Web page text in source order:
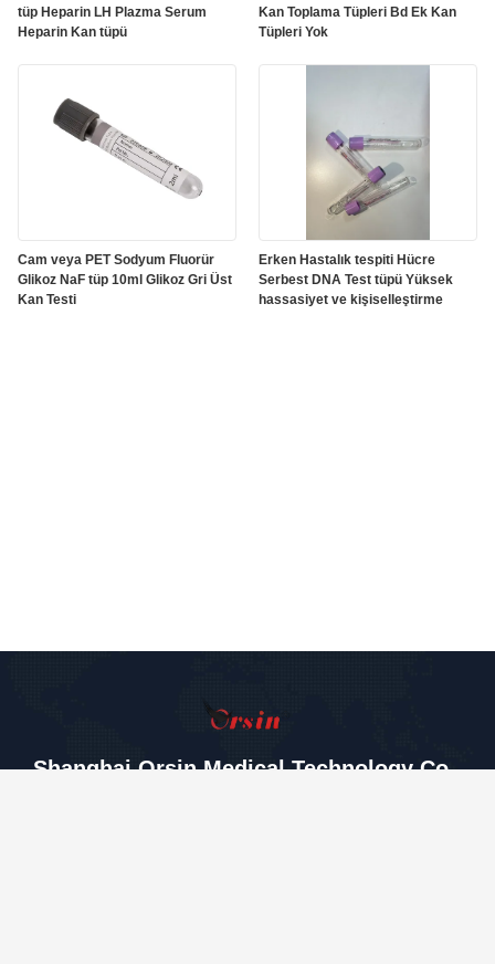
tüp Heparin LH Plazma Serum
Heparin Kan tüpü
Kan Toplama Tüpleri Bd Ek Kan
Tüpleri Yok
Cam veya PET Sodyum Fluorür
Glikoz NaF tüp 10ml Glikoz Gri Üst
Kan Testi
Erken Hastalık tespiti Hücre
Serbest DNA Test tüpü Yüksek
hassasiyet ve kişiselleştirme
Shanghai Orsin Medical Technology Co.,